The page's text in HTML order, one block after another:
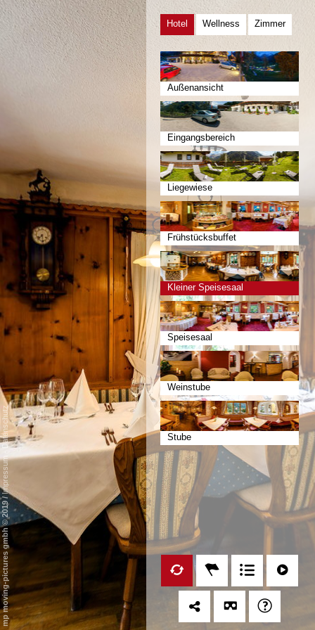
Hotel Wellness Zimmer
Außenansicht
Eingangsbereich
Liegewiese
Frühstücksbuffet
Kleiner Speisesaal
Speisesaal
Weinstube
Stube
mp moving-pictures gmbh © 2019
/
Impressum
Datenschutz